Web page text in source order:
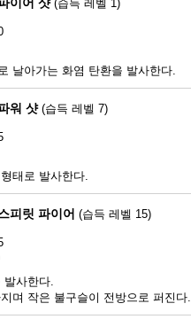
(습득 레벨 1)
날아가는 화염 탄환을 발사한다.
워 샷 (습득 레벨 7)
태로 발사한다.
피릿 파이어 (습득 레벨 15)
발사한다.
며 작은 불구슬이 전방으로 퍼진다.